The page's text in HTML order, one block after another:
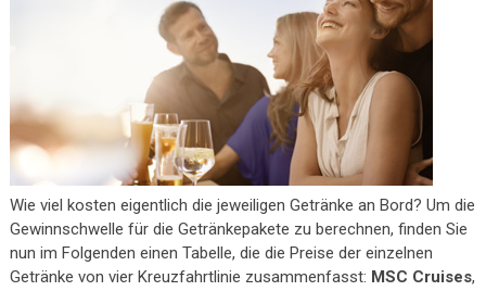
Wie viel kosten eigentlich die jeweiligen Getränke an Bord? Um die
Gewinnschwelle für die Getränkepakete zu berechnen, finden Sie
nun im Folgenden einen Tabelle, die die Preise der einzelnen
Getränke von vier Kreuzfahrtlinie zusammenfasst: MSC Cruises,